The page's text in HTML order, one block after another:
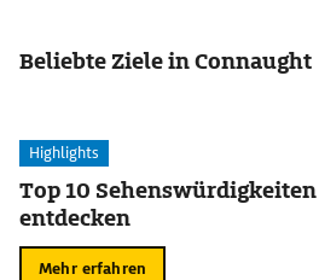
Beliebte Ziele in Connaught
Highlights
Top 10
entdecken
Mehr erfahren